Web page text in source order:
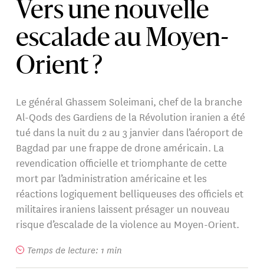
Vers une nouvelle
escalade au Moyen-
Orient ?
Le général Ghassem Soleimani, chef de la branche
Al-Qods des Gardiens de la Révolution iranien a été
tué dans la nuit du 2 au 3 janvier dans l’aéroport de
Bagdad par une frappe de drone américain. La
revendication officielle et triomphante de cette
mort par l’administration américaine et les
réactions logiquement belliqueuses des officiels et
militaires iraniens laissent présager un nouveau
risque d’escalade de la violence au Moyen-Orient.
Temps de lecture: 1 min